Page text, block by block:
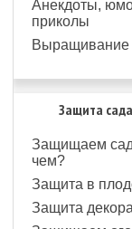
Анекдоты,
приколы
Выращивание
Защита
Защищаем сад
чем?
Защита в
Защита